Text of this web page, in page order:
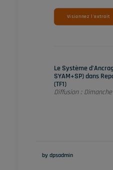
Visionnez l'extrait
Le Système
SYAM+SP) dans
(TF1)
Diffusion :
by dpsadmin